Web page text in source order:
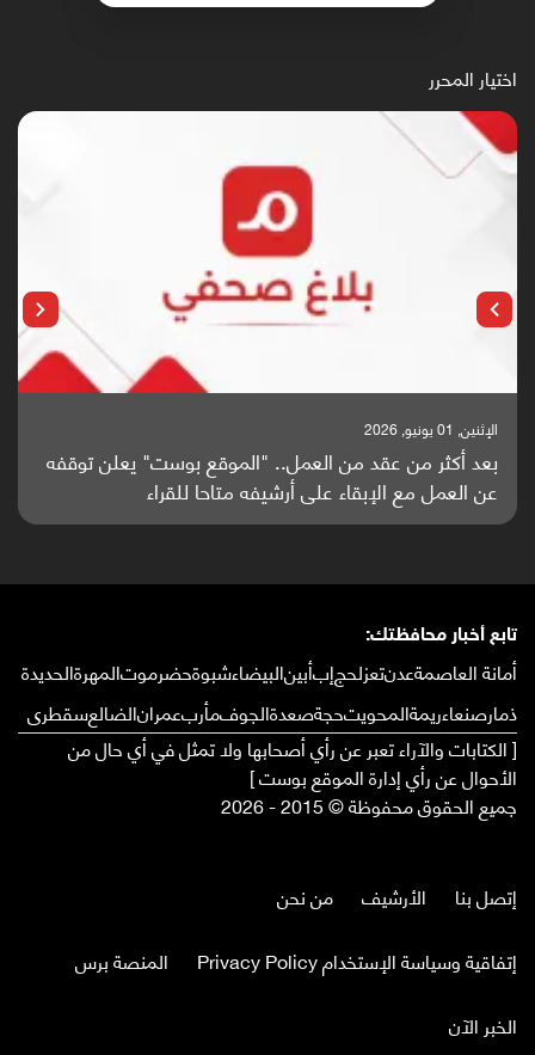
اختيار المحرر
الإثنين, 25 مايو, 2026
باحثون من اليمن يدخلون سباق أبحاث ألزهايمر بدراسة
واعدة منشورة عالميا (ترجمة)
تابع أخبار محافظتك:
أمانة العاصمةعدنتعزلحجإبأبينالبيضاءشبوةحضرموتالمهرةالحديدة
ذمارصنعاءريمةالمحويتحجةصعدةالجوفمأربعمرانالضالعسقطرى
[ الكتابات والآراء تعبر عن رأي أصحابها ولا تمثل في أي حال من
الأحوال عن رأي إدارة الموقع بوست ]
جميع الحقوق محفوظة © 2015 - 2026
إتصل بنا الأرشيف
من نحن
إتفاقية وسياسة الإستخدام Privacy Policy
المنصة برس
الخبر الآن